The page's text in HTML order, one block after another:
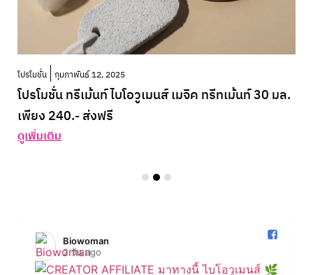
โปรโมชั่น กุมภาพันธ์ 12, 2025
โปรโมชั่น ทรีเม้นท์ ไบโอวูเมนส์ เมจิค ทรีทเม้นท์ 30 มล.
เพียง 240.- ส่งฟรี
ดูเพิ่มเติม
Biowoman️
2 วัน ago